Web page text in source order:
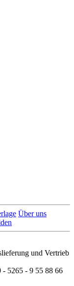
Über uns
und Vertrieb
- 5265 - 9 55 88 66